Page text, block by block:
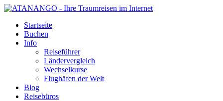
Startseite
Buchen
Info
Reiseführer
Ländervergleich
Wechselkurse
Flughäfen der Welt
Blog
Reisebüros